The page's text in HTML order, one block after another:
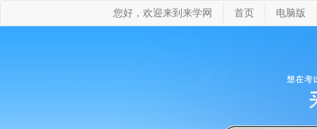
您好，欢迎来到来学网 首页 电脑版